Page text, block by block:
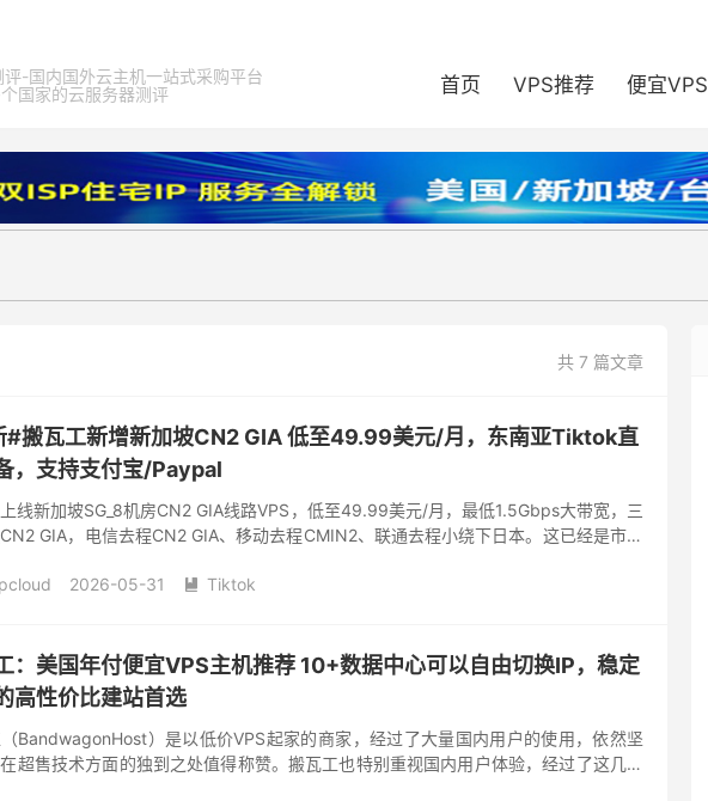
评-国内国外云主机一站式采购平台
国家的云服务器测评
首页 VPS推荐 便宜VPS
共 7 篇文章
#搬瓦工新增新加坡CN2 GIA 低至49.99美元/月，东南亚Tiktok直
，支持支付宝/Paypal
线新加坡SG_8机房CN2 GIA线路VPS，低至49.99美元/月，最低1.5Gbps大带宽，三
GIA，电信去程CN2 GIA、移动去程CMIN2、联通去程小绕下日本。这已经是市面
2026-05-31  Tiktok
：美国年付便宜VPS主机推荐 10+数据中心可以自由切换IP，稳定
高性价比建站首选
BandwagonHost）是以低价VPS起家的商家，经过了大量国内用户的使用，依然坚
超售技术方面的独到之处值得称赞。搬瓦工也特别重视国内用户体验，经过了这几年